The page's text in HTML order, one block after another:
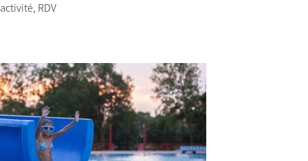
activité, RDV